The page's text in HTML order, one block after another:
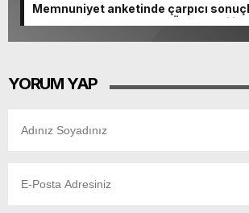
Memnuniyet anketinde çarpıcı
başkanlardan memnun, Ömer Eşki ilk
YORUM YAP